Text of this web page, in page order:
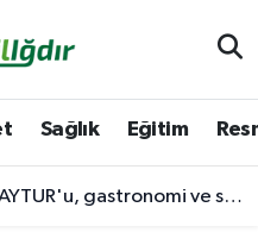
Sağlık Eğitim
ve sosyal yaşamın güçlü adresi